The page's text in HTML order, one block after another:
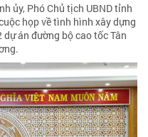
ủy, Phó Chủ tịch UBND tỉnh
họp về tình hình xây dựng
án đường bộ cao tốc Tân